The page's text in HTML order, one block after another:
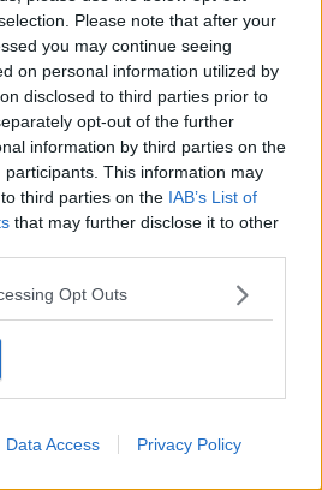
Please note that after your
you may continue seeing
on personal information utilized by
disclosed to third parties prior to
opt-out of the further
information by third parties on the
participants. This information may
third parties on the IAB’s List of
that may further disclose it to other
Opt Outs
Data Access Privacy Policy
e guerra civile
alla Brexit
non in guerra
Orbán
di Biden
geopolitica internazionale
con il cambiamento
favole, solo realtà
non risponde
silente
Francia guarda sospetta